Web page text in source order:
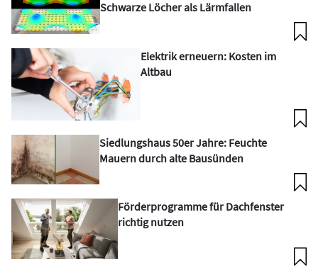
Schwarze Löcher als Lärmfallen
Elektrik erneuern: Kosten im
Altbau
Siedlungshaus 50er Jahre: Feuchte
Mauern durch alte Bausünden
Förderprogramme für Dachfenster
richtig nutzen